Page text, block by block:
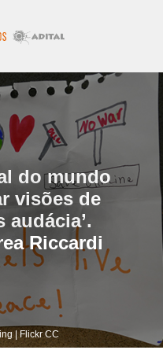
do mundo
visões de
audácia’.
Riccardi
| Flickr CC